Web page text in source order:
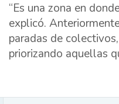
“Es una zona en
explicó.
paradas de
priorizando aquellas